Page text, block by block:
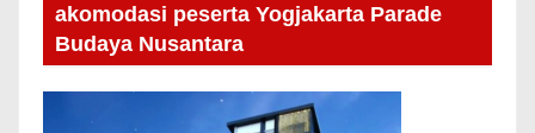
akomodasi peserta Yogjakarta Parade
Budaya Nusantara